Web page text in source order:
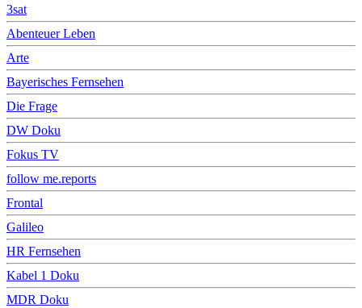
3sat
Abenteuer Leben
Arte
Bayerisches Fernsehen
Die Frage
DW Doku
Fokus TV
follow me.reports
Frontal
Galileo
HR Fernsehen
Kabel 1 Doku
MDR Doku